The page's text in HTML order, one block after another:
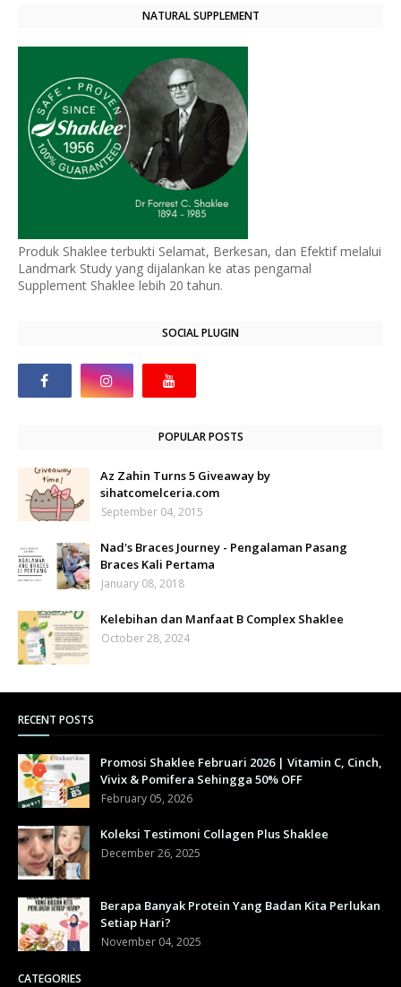
NATURAL SUPPLEMENT
Produk Shaklee terbukti Selamat, Berkesan, dan Efektif melalui
Landmark Study yang dijalankan ke atas pengamal
Supplement Shaklee lebih 20 tahun.
SOCIAL PLUGIN
POPULAR POSTS
Az Zahin Turns 5 Giveaway by
sihatcomelceria.com
September 04, 2015
Nad's Braces Journey - Pengalaman Pasang
Braces Kali Pertama
January 08, 2018
Kelebihan dan Manfaat B Complex Shaklee
October 28, 2024
RECENT POSTS
Promosi Shaklee Februari 2026 | Vitamin C, Cinch,
Vivix & Pomifera Sehingga 50% OFF
February 05, 2026
Koleksi Testimoni Collagen Plus Shaklee
December 26, 2025
Berapa Banyak Protein Yang Badan Kita Perlukan
Setiap Hari?
November 04, 2025
CATEGORIES